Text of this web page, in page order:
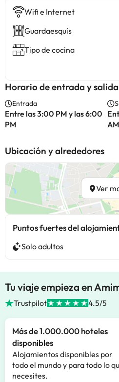
Wifi e Internet
Guardaesquís
Tipo de cocina
Horario de entrada y salida
Entrada
Entre las 3:00 PM y las 6:00
PM
AM
Ubicación y alrededores
Ver
Puntos fuertes del
Solo adultos
Tu viaje empieza en
Trustpilot 4.5/5
Más de 1.000.000 hoteles
disponibles
Alojamientos disponibles por
todo el mundo y para todo lo
necesites.